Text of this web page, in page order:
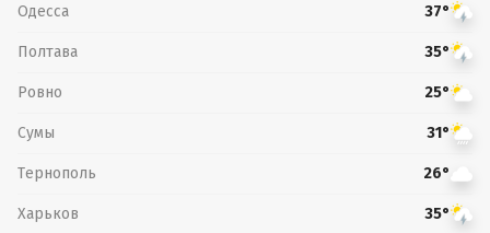
Одесса 37°
Полтава 35°
Ровно 25°
Сумы 31°
Тернополь 26°
Харьков 35°